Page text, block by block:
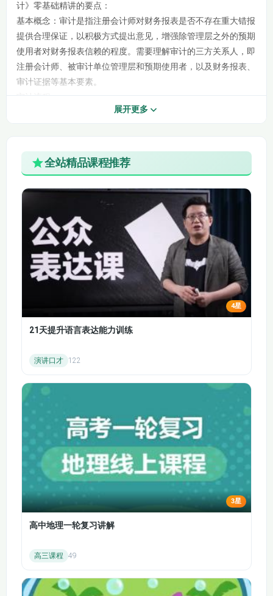
第三章 审计证据 第
一节 审计证据的性质
（1）
第三 章第一节 审计
证据的性质（2）
第三章 第二节 审计
程序
第三章 第三节 函证
（4）
（5）
第一章变动
第二章变动 第三章变动
第四章 审计抽样方法
第一节 审计抽样的相
关概念（1）
第四章 第一节 审计
抽样的相关概念
抽样的相关概念
（3）
第四章 第二节 审计
抽样在控制测试中的
第四章 第二节 审计
抽样在控制测试中的
第四章 第三节 审计
抽样在细节测试中的
应用（1）
第五章 信息技术对审
计的影响 第一节 对
财务报告和内部控制
影响 第二节 一般控
制和信息处理控制
第五章 第三节-第六
节
第六章 审计工作底稿
第一节 审计工作概述
第六章 第二节 审计
素和范围 第三节 归
第七章 第二节 风险 第七章 第三节 了解
计》零基础精讲的要点：
基本概念：审计是指注册会计师对财务报表是否不存在重大错报
提供合理保证，以积极方式提出意见，增强除管理层之外的预期
使用者对财务报表信赖的程度。需要理解审计的三方关系人，即
注册会计师、被审计单位管理层和预期使用者，以及财务报表、
审计证据等基本要素。
接受业务委托：了解客户的基本情况，评估自身的专业胜任能力
范围、时间安排和方向，重要性水平等。
实施风险评估程序：了解被审计单位及其环境，包括行业状况、
法律环境与监管环境、被审计单位的性质、会计政策的选择和运
用等，识别和评估财务报表层次和认定层次的重大错报风险。
实施控制测试和实质性程序：控制测试是为了确定内部控制运行
的有效性；实质性程序包括细节测试和实质性分析程序，目的是
发现认定层次的重大错报。
完成审计工作和编制审计报告：汇总审计差异，评价审计证据，
与管理层和治理层沟通，形成审计意见，编制审计报告。
审计方法：包括检查、观察、询问、函证、重新计算、重新执行
和分析程序等。例如函证，是指注册会计师直接从第三方（被询
证者）获取书面答复以作为审计证据的过程，常用于核实应收账
职业道德和审计准则：注册会计师需要遵守职业道德基本原则，
密、良好职业行为等。同时，要遵循审计准则的要求，确保审计
工作的质量和规范性。
CPA 会计零基础精讲
会计是注册会计师考试的核心科目，零基础学习时要从以下方面
入手：
会计基本理论
会计概念和目标：会计是以货币为主要计量单位，反映和监督一
个单位经济活动的经济管理工作，目标是向财务报告使用者提供
与企业财务状况、经营成果和现金流量等有关的会计信息。
会计基本假设：包括会计主体、持续经营、会计分期和货币计
会计信息质量要求：如可靠性、相关性、可理解性、可比性、实
信息的质量标准。
展开更多
全站精品课程推荐
4星
21天提升语言表达能力训练
演讲口才 122
3星
高中地理一轮复习讲解
高三课程 49